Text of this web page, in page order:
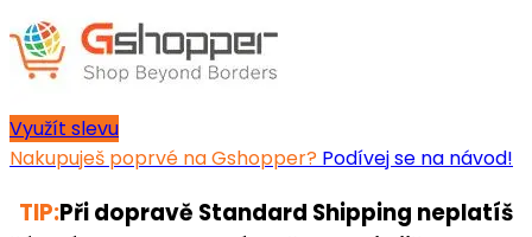
Využít slevu
Nakupuješ poprvé na Gshopper? Podívej se na návod!
TIP:Při dopravě Standard Shipping neplatíš